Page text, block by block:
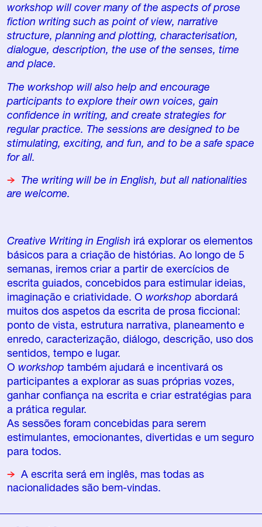
workshop will cover many of the aspects of prose
fiction writing such as point of view, narrative
structure, planning and plotting, characterisation,
dialogue, description, the use of the senses, time
and place.
The workshop will also help and encourage
participants to explore their own voices, gain
confidence in writing, and create strategies for
regular practice. The sessions are designed to be
stimulating, exciting, and fun, and to be a safe space
for all.
The writing will be in English, but all nationalities
are welcome.
Creative Writing in English irá explorar os elementos
básicos para a criação de histórias. Ao longo de 5
semanas, iremos criar a partir de exercícios de
escrita guiados, concebidos para estimular ideias,
imaginação e criatividade. O workshop abordará
muitos dos aspetos da escrita de prosa ficcional:
ponto de vista, estrutura narrativa, planeamento e
enredo, caracterização, diálogo, descrição, uso dos
sentidos, tempo e lugar.
O workshop também ajudará e incentivará os
participantes a explorar as suas próprias vozes,
ganhar confiança na escrita e criar estratégias para
a prática regular.
As sessões foram concebidas para serem
estimulantes, emocionantes, divertidas e um seguro
para todos.
A escrita será em inglês, mas todas as
nacionalidades são bem-vindas.